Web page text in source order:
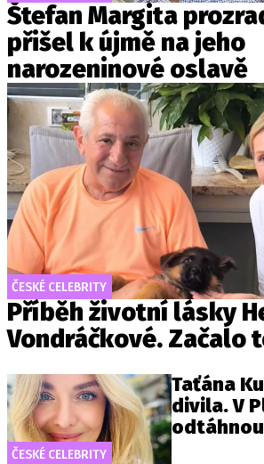
Štefan Margita
přišel k újmě na jeho
narozeninové oslavě
ČESKÉ CELEBRITY
Příběh životní lásky
Vondráčkové. Začalo
ČESKÉ CELEBRITY
Taťána
divila. V